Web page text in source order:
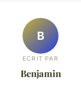
B
ECRIT PAR
Benjamin